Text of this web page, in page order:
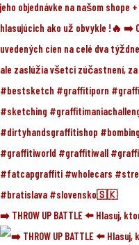
➡️ THROW UP BATTLE ⬅️ Hlasuj,